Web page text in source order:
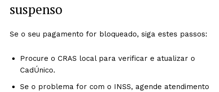
suspenso
Se o seu pagamento for bloqueado, siga estes passos:
Procure o CRAS local para verificar e atualizar o
CadÚnico.
Se o problema for com o INSS, agende atendimento